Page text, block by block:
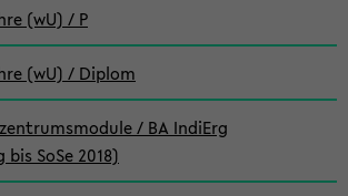
(wU) / P
(wU) / Diplom
/ BA IndiErg
SoSe 2018)